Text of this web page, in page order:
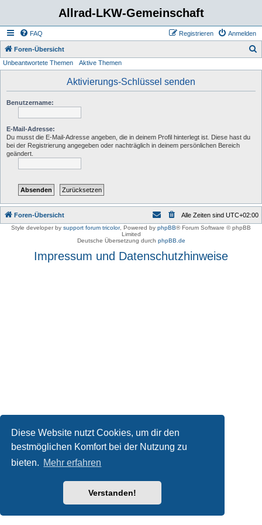
Diese Website nutzt Cookies, um dir den
bestmöglichen Komfort bei der Nutzung zu
bieten. Mehr erfahren
Verstanden!
Allrad-LKW-Gemeinschaft
FAQ Anmelden
Registrieren
Foren-Übersicht
Unbeantwortete Themen Aktive Themen
Aktivierungs-Schlüssel senden
Benutzername:
E-Mail-Adresse:
Du musst die E-Mail-Adresse angeben, die in deinem Profil hinterlegt ist. Diese hast du
bei der Registrierung angegeben oder nachträglich in deinem persönlichen Bereich
geändert.
Foren-Übersicht Alle Zeiten sind UTC+02:00
Style developer by support forum tricolor, Powered by phpBB® Forum Software © phpBB
Limited
Deutsche Übersetzung durch phpBB.de
Impressum und Datenschutzhinweise